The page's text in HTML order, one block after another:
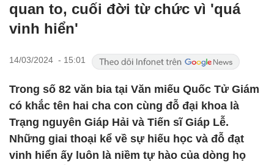
quan to, cuối đời từ chức vì 'quá
vinh hiển'
14/03/2024 - 15:01
Trong số 82 văn bia tại Văn miếu Quốc Tử Giám
có khắc tên hai cha con cùng đỗ đại khoa là
Trạng nguyên Giáp Hải và Tiến sĩ Giáp Lễ.
Những giai thoại kể về sự hiếu học và đỗ đạt
vinh hiển ấy luôn là niềm tự hào của dòng họ